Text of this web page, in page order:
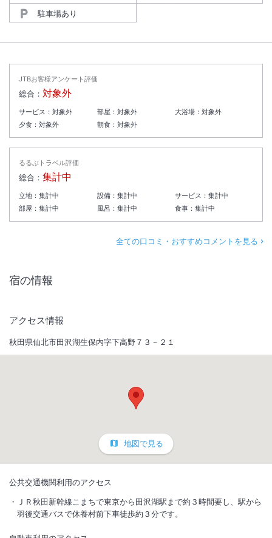
駐車場あり
JTBお客様アンケート評価
総合： 対象外
サービス： 対象外 部屋： 対象外 大浴場：対象外
夕食： 対象外 朝食： 対象外
るるぶトラベル評価
総合： 集計中
立地： 集計中 設備： 集計中 サービス：集計中
部屋： 集計中 風呂： 集計中 食事：集計中
全ての口コミ・おすすめコメントを見る
宿の情報
アクセス情報
秋田県仙北市田沢湖生保内字下高野７３－２１
地図で見る
公共交通機関利用のアクセス
ＪＲ秋田新幹線こまちで東京から田沢湖駅まで約３時間要し、駅から
羽後交通バスで休養村前下車徒歩約３分です。